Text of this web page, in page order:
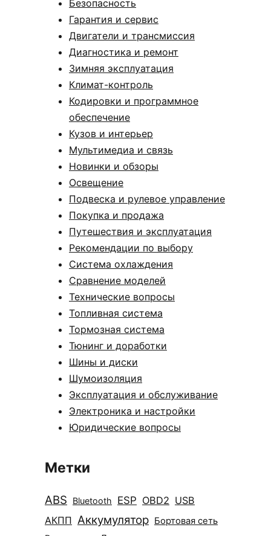
Безопасность
Гарантия и сервис
Двигатели и трансмиссия
Диагностика и ремонт
Зимняя эксплуатация
Климат-контроль
Кодировки и программное
обеспечение
Кузов и интерьер
Мультимедиа и связь
Новинки и обзоры
Освещение
Подвеска и рулевое управление
Покупка и продажа
Путешествия и эксплуатация
Рекомендации по выбору
Система охлаждения
Сравнение моделей
Технические вопросы
Топливная система
Тормозная система
Тюнинг и доработки
Шины и диски
Шумоизоляция
Эксплуатация и обслуживание
Электроника и настройки
Юридические вопросы
Метки
ABS Bluetooth ESP OBD2 USB
АКПП Аккумулятор Бортовая сеть